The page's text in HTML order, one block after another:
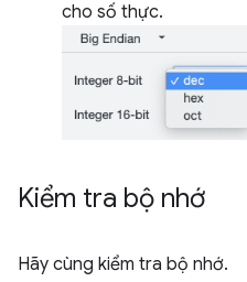
cho số thực.
Kiểm tra bộ nhớ
Hãy cùng kiểm tra bộ nhớ.